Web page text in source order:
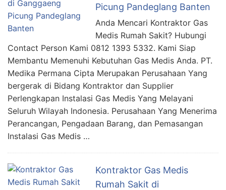
Picung Pandeglang Banten
Anda Mencari Kontraktor Gas
Medis Rumah Sakit? Hubungi
Contact Person Kami 0812 1393 5332. Kami Siap
Membantu Memenuhi Kebutuhan Gas Medis Anda. PT.
Medika Permana Cipta Merupakan Perusahaan Yang
bergerak di Bidang Kontraktor dan Supplier
Perlengkapan Instalasi Gas Medis Yang Melayani
Seluruh Wilayah Indonesia. Perusahaan Yang Menerima
Perancangan, Pengadaan Barang, dan Pemasangan
Instalasi Gas Medis …
Kontraktor Gas Medis
Rumah Sakit di